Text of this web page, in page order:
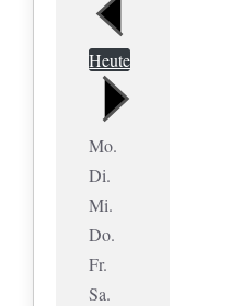
Heute
Mo.
Di.
Mi.
Do.
Fr.
Sa.